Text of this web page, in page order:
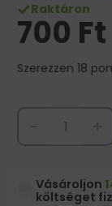
Raktáron
700 Ft
Szerezzen 18
Vásároljon
költséget